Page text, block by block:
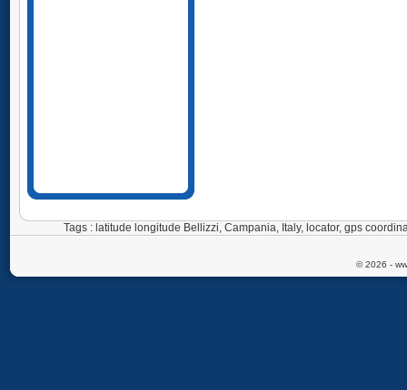
Tags : latitude longitude Bellizzi, Campania, Italy, locator, gps
© 2026 -